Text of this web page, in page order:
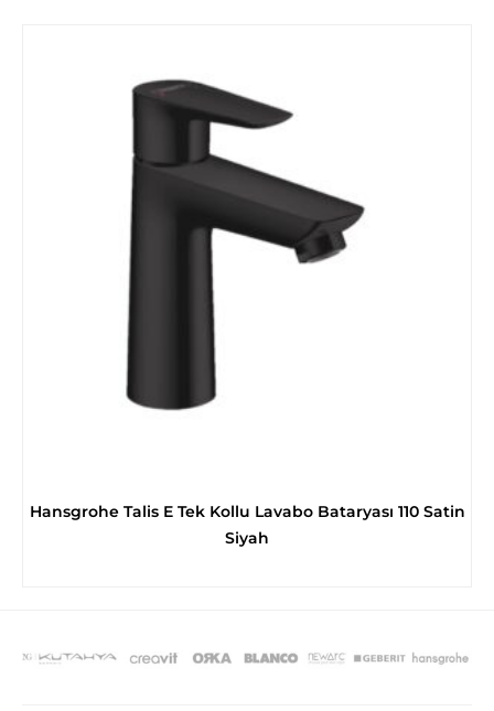
Hansgrohe Talis E Tek Kollu Lavabo Bataryası 110 Satin
Siyah